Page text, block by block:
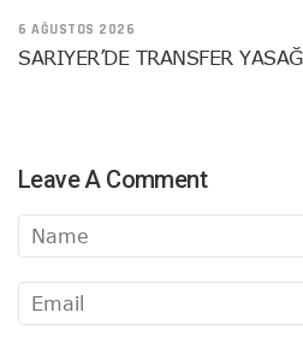
6 AĞUSTOS 2026
SARIYER’DE TRANSFER
Leave A Comment